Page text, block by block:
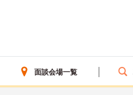
面談会場一覧